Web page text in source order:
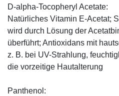
D-alpha-Tocopheryl Acetate:
Natürliches Vitamin E-Acetat;
wird durch Lösung der
überführt; Antioxidans mit
z. B. bei UV-Strahlung,
die vorzeitige Hautalterung
Panthenol: